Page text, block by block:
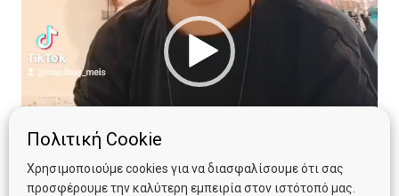
Πολιτική Cookie
Χρησιμοποιούμε cookies για να διασφαλίσουμε ότι σας
προσφέρουμε την καλύτερη εμπειρία στον ιστότοπό μας.